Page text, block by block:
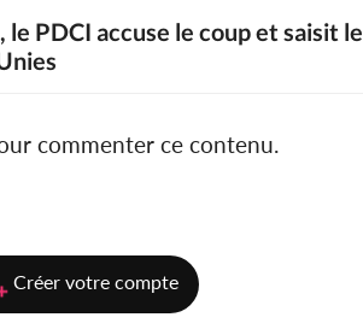
le PDCI accuse le coup et saisit
commenter ce contenu.
Créer votre compte